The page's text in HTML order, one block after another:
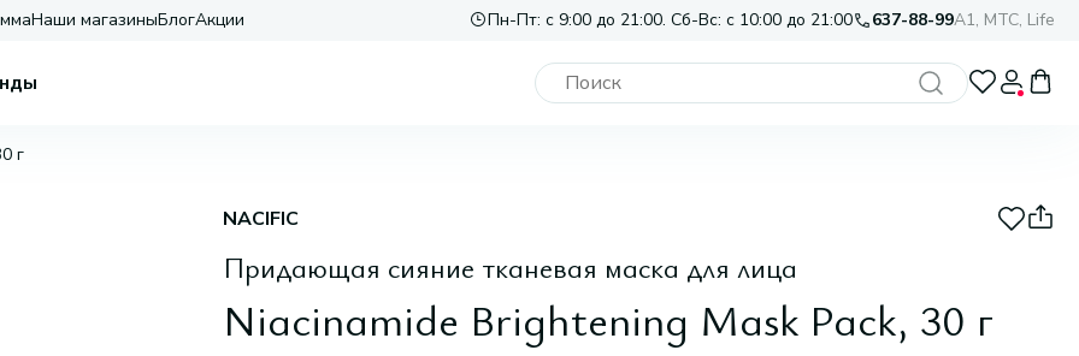
Наши магазиныБлогАкции Пн-Пт: с 9:00 до 21:00. Сб-Вс: с 10:00 до 21:00 637-88-99A1, МТС, Life
г
NACIFIC
Придающая сияние тканевая маска для лица
Niacinamide Brightening Mask Pack, 30 г